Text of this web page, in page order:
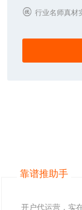
 行业名师真材
靠谱推助手
开户代运营，实